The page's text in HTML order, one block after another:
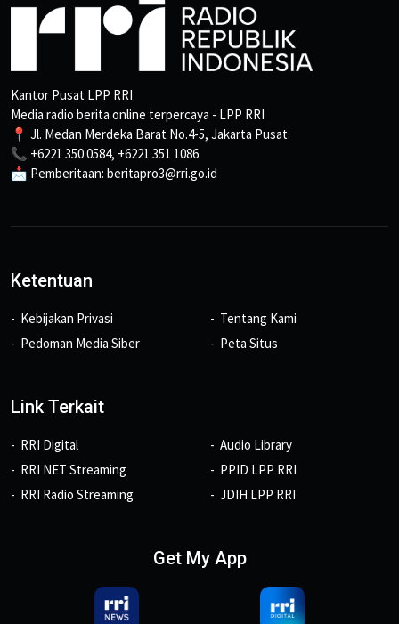
Kantor Pusat LPP RRI
Media radio berita online terpercaya - LPP RRI
📍 Jl. Medan Merdeka Barat No.4-5, Jakarta Pusat.
📞 +6221 350 0584, +6221 351 1086
📩 Pemberitaan: beritapro3@rri.go.id
Ketentuan
Kebijakan Privasi
Pedoman Media Siber
Tentang Kami
Peta Situs
Link Terkait
RRI Digital
RRI NET Streaming
RRI Radio Streaming
Audio Library
PPID LPP RRI
JDIH LPP RRI
Get My App